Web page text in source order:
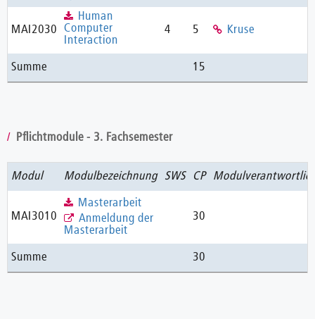
MAI2030
Human
Computer
Interaction
4 5 Kruse
Summe 15
Pflichtmodule - 3. Fachsemester
Modul Modulbezeichnung SWS CP
MAI3010
Masterarbeit
Anmeldung der
Masterarbeit
30
Summe 30